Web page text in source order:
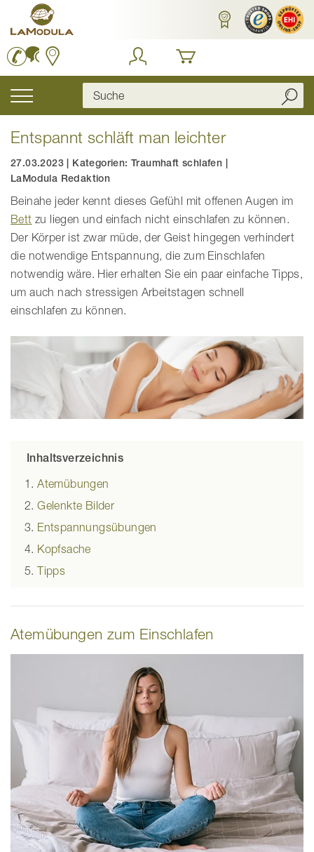
Inhalt
springen
Navigation
Entspannt schläft man leichter
27.03.2023 Kategorien: Traumhaft schlafen
LaModula Redaktion
Beinahe jeder kennt dieses Gefühl mit offenen Augen im
Bett zu liegen und einfach nicht einschlafen zu können.
Der Körper ist zwar müde, der Geist hingegen verhindert
die notwendige Entspannung, die zum Einschlafen
notwendig wäre. Hier erhalten Sie ein paar einfache Tipps,
um auch nach stressigen Arbeitstagen schnell
einschlafen zu können.
Inhaltsverzeichnis
Atemübungen
Gelenkte Bilder
Entspannungsübungen
Kopfsache
Tipps
Atemübungen zum Einschlafen